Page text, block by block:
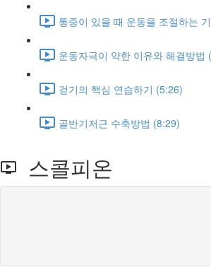
통증이 있을 때 운동을 조절하는
운동자극이 약한 이유와 해결방법
걷기의 핵심 연습하기 (5:26)
골반기저근 수축방법 (8:29)
스콜피온